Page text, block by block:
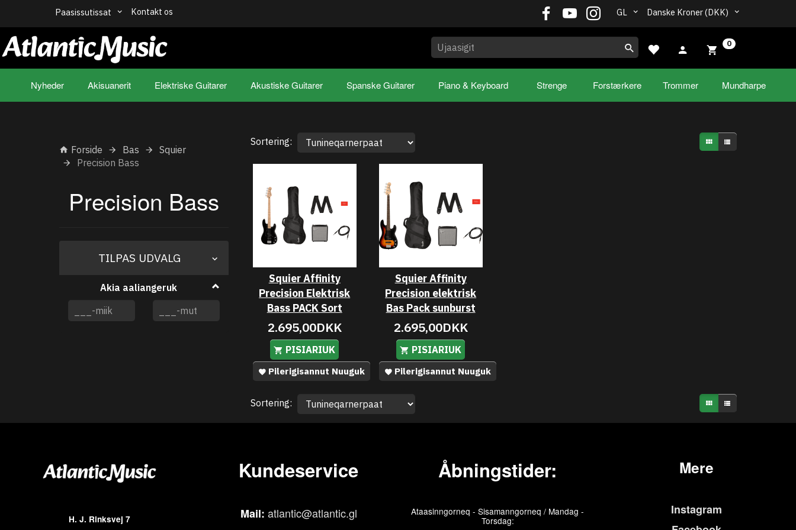
Danske Kroner (DKK)
GL
Paasissutissat Kontakt os
0
Nyheder Akisuanerit Elektriske Guitarer Akustiske Guitarer Spanske Guitarer Piano & Keyboard Strenge Forstærkere Trommer Mundharpe
Forside Bas
Squier
Precision Bass
Precision Bass
TILPAS UDVALG
Akia aaliangeruk
Sortering:
Squier Affinity
Precision Elektrisk
Bass PACK Sort
2.695,00DKK
PISIARIUK
Pilerigisannut Nuuguk
Squier Affinity
Precision elektrisk
Bas Pack sunburst
2.695,00DKK
PISIARIUK
Pilerigisannut Nuuguk
Sortering:
H. J. Rinksvej 7
Kundeservice
Mail: atlantic@atlantic.gl
Åbningstider:
Ataasinngorneq - Sisamanngorneq / Mandag -
Torsdag:
Mere
Instagram